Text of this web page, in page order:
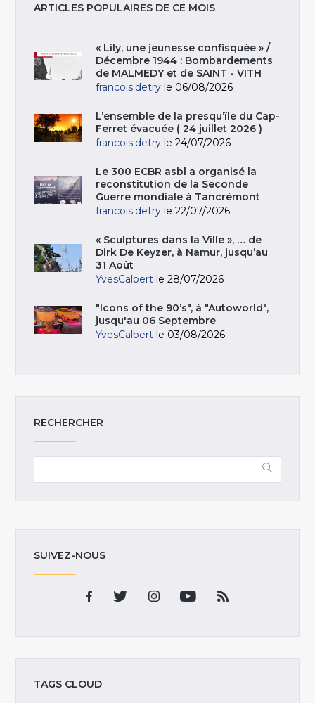
ARTICLES POPULAIRES DE CE MOIS
« Lily, une jeunesse confisquée » /
Décembre 1944 : Bombardements
de MALMEDY et de SAINT - VITH
francois.detry le 06/08/2026
L’ensemble de la presqu’île du Cap-
Ferret évacuée ( 24 juillet 2026 )
francois.detry le 24/07/2026
Le 300 ECBR asbl a organisé la
reconstitution de la Seconde
Guerre mondiale à Tancrémont
francois.detry le 22/07/2026
« Sculptures dans la Ville », … de
Dirk De Keyzer, à Namur, jusqu’au
31 Août
YvesCalbert le 28/07/2026
"Icons of the 90’s", à "Autoworld",
jusqu'au 06 Septembre
YvesCalbert le 03/08/2026
RECHERCHER
SUIVEZ-NOUS
TAGS CLOUD